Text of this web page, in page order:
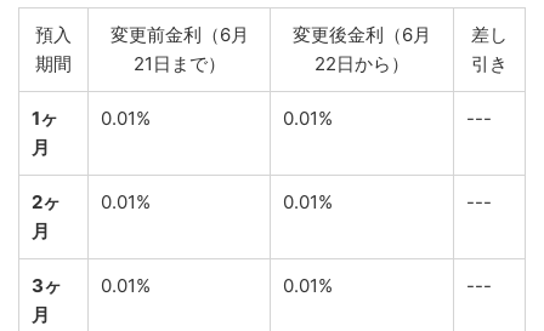
預入
期間
変更前金利（6月
21日まで）
変更後金利（6月
22日から）
差し
引き
1ヶ
月
0.01% 0.01% ---
2ヶ
月
0.01% 0.01% ---
3ヶ
月
0.01% 0.01% ---